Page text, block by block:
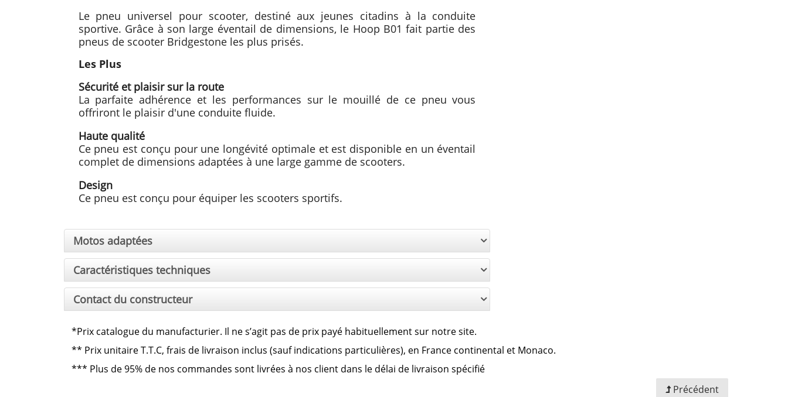
Le pneu universel pour scooter, destiné aux jeunes citadins à la conduite
sportive. Grâce à son large éventail de dimensions, le Hoop B01 fait partie des
pneus de scooter Bridgestone les plus prisés.
Les Plus
Sécurité et plaisir sur la route
La parfaite adhérence et les performances sur le mouillé de ce pneu vous
offriront le plaisir d'une conduite fluide.
Haute qualité
Ce pneu est conçu pour une longévité optimale et est disponible en un éventail
complet de dimensions adaptées à une large gamme de scooters.
Design
Ce pneu est conçu pour équiper les scooters sportifs.
Motos adaptées
Caractéristiques techniques
Contact du constructeur
*Prix catalogue du manufacturier. Il ne s’agit pas de prix payé habituellement sur notre site.
** Prix unitaire T.T.C, frais de livraison inclus (sauf indications particulières), en France continental et Monaco.
*** Plus de 95% de nos commandes sont livrées à nos client dans le délai de livraison spécifié
Précédent